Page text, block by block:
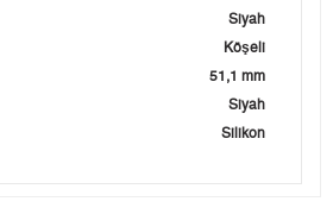
Siyah
Köşeli
51,1 mm
Siyah
Silikon